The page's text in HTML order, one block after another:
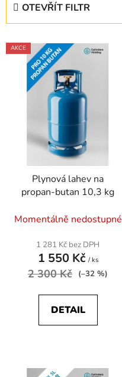
p
OTEVŘÍT FILTR
V
ý
AKCE
Plynová lahev na
propan-butan 10,3 kg
Momentálně nedostupné
1 281 Kč bez DPH
1 550 Kč / ks
2 300 Kč (–32 %)
DETAIL